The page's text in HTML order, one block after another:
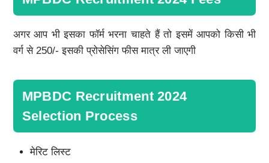
अगर आप भी इसका फॉर्म भरना चाहते हैं तो इसमें आपको किसी भी
वर्ग से 250/- इसकी प्रोसेसिंग फीस मात्र ली जाएगी
MPBDC Recruitment 2024
Selection Process
मेरिट लिस्ट